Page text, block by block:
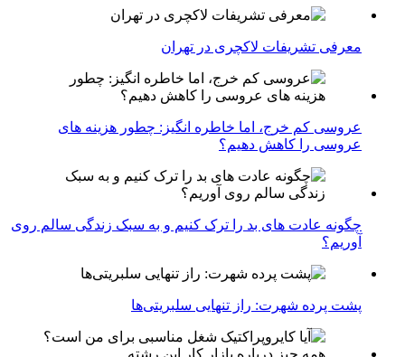
معرفی تشریفات لاکچری در تهران
عروسی کم خرج، اما خاطره انگیز: چطور هزینه های
عروسی را کاهش دهیم؟
چگونه عادت‌ های بد را ترک کنیم و به سبک زندگی سالم روی
آوریم؟
پشت پرده شهرت: راز تنهایی سلبریتی‌ها